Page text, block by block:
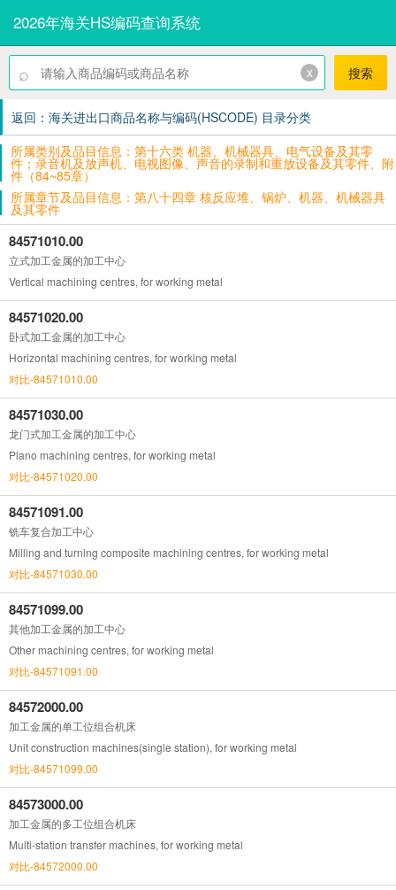
2026年海关HS编码查询系统
⌕ x 搜索
返回：海关进出口商品名称与编码(HSCODE) 目录分类
所属类别及品目信息：第十六类 机器、机械器具、电气设备及其零
件；录音机及放声机、电视图像、声音的录制和重放设备及其零件、附
件（84~85章）
所属章节及品目信息：第八十四章 核反应堆、锅炉、机器、机械器具
及其零件
84571010.00
立式加工金属的加工中心
Vertical machining centres, for working metal
84571020.00
卧式加工金属的加工中心
Horizontal machining centres, for working metal
对比-84571010.00
84571030.00
龙门式加工金属的加工中心
Plano machining centres, for working metal
对比-84571020.00
84571091.00
铣车复合加工中心
Milling and turning composite machining centres, for working metal
对比-84571030.00
84571099.00
其他加工金属的加工中心
Other machining centres, for working metal
对比-84571091.00
84572000.00
加工金属的单工位组合机床
Unit construction machines(single station), for working metal
对比-84571099.00
84573000.00
加工金属的多工位组合机床
Multi-station transfer machines, for working metal
对比-84572000.00